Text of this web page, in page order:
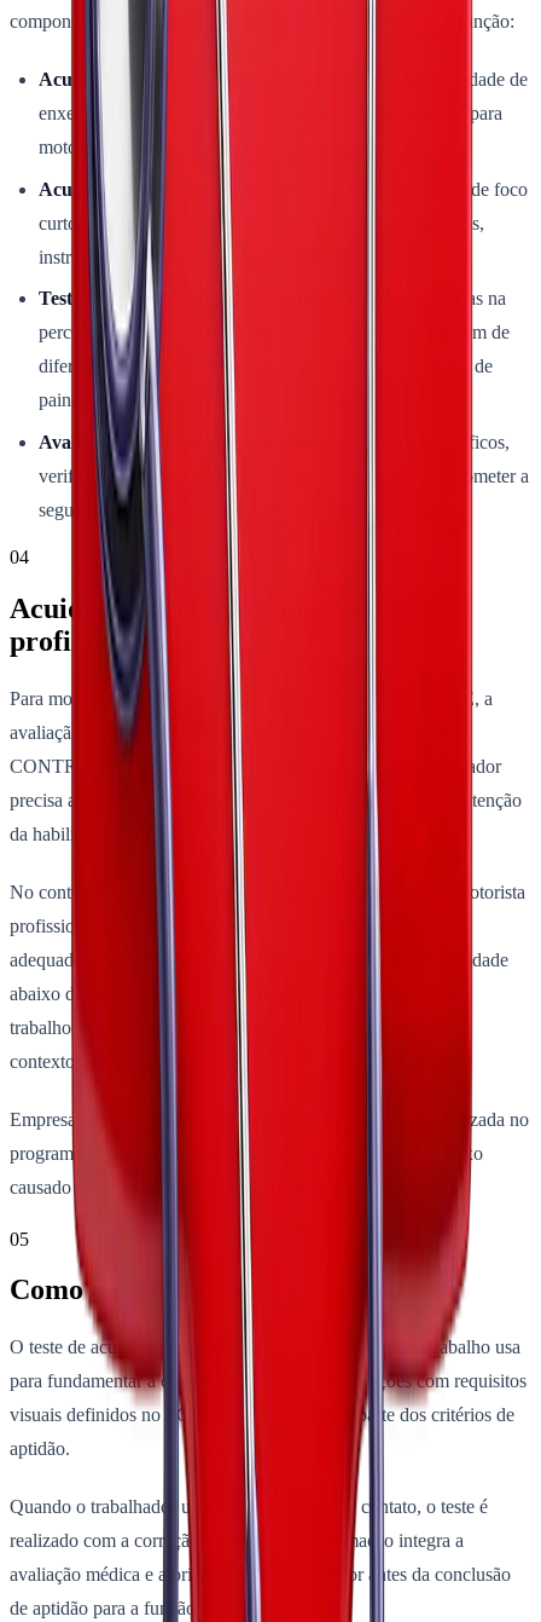
componentes dependendo do que o PCMSO define para a função:
Acuidade visual para longe (AVL):
medição da capacidade de
enxergar com clareza a distâncias maiores. Fundamental para
motoristas e operadores de veículos e máquinas.
Acuidade visual para perto (AVP):
avaliação da visão de foco
curto. Importante para funções com leitura de documentos,
instrumentos e telas.
Teste de visão de cores (Ishihara):
identifica deficiências na
percepção de cores. Relevante para funções que dependem de
diferenciar sinais coloridos, como eletricistas, operadores de
painéis e motoristas.
Avaliação de campo visual periférico:
em casos específicos,
verifica se há limitação na visão lateral que possa comprometer a
segurança em operação de veículos ou máquinas.
04
Acuidade visual para motoristas
profissionais
Para motoristas profissionais com CNH categorias C, D ou E, a
avaliação visual segue critérios específicos definidos pelo
CONTRAN e pelo Código de Trânsito Brasileiro. O trabalhador
precisa atender aos requisitos de acuidade mínima para manutenção
da habilitação profissional.
No contexto ocupacional, isso significa que o PCMSO do motorista
profissional deve incluir avaliação visual com periodicidade
adequada ao risco da função. Quando o resultado indica acuidade
abaixo do mínimo mesmo com correção óptica, o médico do
trabalho precisa avaliar a aptidão para continuar dirigindo no
contexto do vínculo empregatício.
Empresas que mantêm motoristas sem avaliação visual atualizada no
programa assumem risco direto em caso de acidente com nexo
causado por limitação visual não documentada.
05
Como o resultado entra no ASO
O teste de acuidade visual é um dado que o médico do trabalho usa
para fundamentar a conclusão do ASO. Para funções com requisitos
visuais definidos no PCMSO, o resultado faz parte dos critérios de
aptidão.
Quando o trabalhador usa óculos ou lentes de contato, o teste é
realizado com a correção em uso. Essa informação integra a
avaliação médica e a orientação ao trabalhador antes da conclusão
de aptidão para a função.